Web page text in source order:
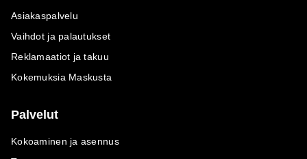
Asiakaspalvelu
Vaihdot ja palautukset
Reklamaatiot ja takuu
Kokemuksia Maskusta
Palvelut
Kokoaminen ja asennus